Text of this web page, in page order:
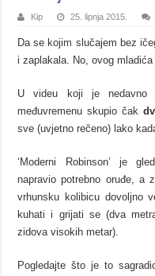
Kip 25. lipnja 2015.
Da se kojim slučajem bez
i zaplakala. No, ovog
U videu koji je
međuvremenu skupio čak
sve (uvjetno rečeno) lako
‘Moderni Robinson’ je
napravio potrebno oruđe, a
vrhunsku kolibicu dovoljno
kuhati i grijati se (dva
zidova visokih metar).
Pogledajte što je to